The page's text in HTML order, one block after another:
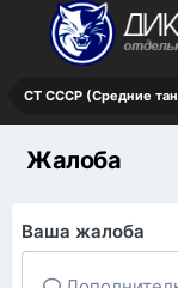
СТ СССР (Средние
Жалоба
Ваша жалоба